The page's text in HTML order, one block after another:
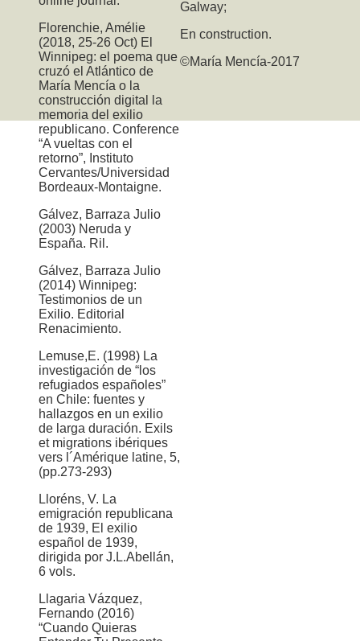
Florenchie, Amélie
(2018, 25-26 Oct) El
Winnipeg: el poema que
cruzó el Atlántico de
María Mencía o la
construcción digital la
memoria del exilio
republicano. Conference
“A vueltas con el
retorno”, Instituto
Cervantes/Universidad
Bordeaux-Montaigne.
Gálvez, Barraza Julio
(2003) Neruda y
España. Ril.
Gálvez, Barraza Julio
(2014) Winnipeg:
Testimonios de un
Exilio. Editorial
Renacimiento.
Lemuse,E. (1998) La
investigación de “los
refugiados españoles”
en Chile: fuentes y
hallazgos en un exilio
de larga duración. Exils
et migrations ibériques
vers l´Amérique latine, 5,
(pp.273-293)
Lloréns, V. La
emigración republicana
de 1939, El exilio
español de 1939,
dirigida por J.L.Abellán,
6 vols.
Llagaria Vázquez,
Fernando (2016)
“Cuando Quieras
Galway;
En construction.
©María Mencía-2017